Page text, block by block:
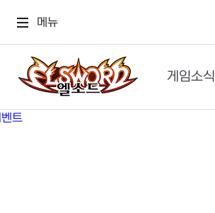
메뉴
게임소식
공지사항